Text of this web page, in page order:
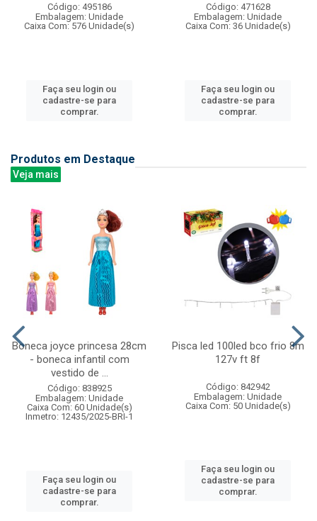
Código: 495186
Embalagem: Unidade
Caixa Com: 576 Unidade(s)
Faça seu login ou
cadastre-se para
comprar.
Código: 471628
Embalagem: Unidade
Caixa Com: 36 Unidade(s)
Faça seu login ou
cadastre-se para
comprar.
Produtos em Destaque
Veja mais
Boneca joyce princesa 28cm
- boneca infantil com
vestido de ...
Código: 838925
Embalagem: Unidade
Caixa Com: 60 Unidade(s)
Inmetro: 12435/2025-BRI-1
Faça seu login ou
cadastre-se para
comprar.
Pisca led 100led bco frio 8m
127v ft 8f
Código: 842942
Embalagem: Unidade
Caixa Com: 50 Unidade(s)
Faça seu login ou
cadastre-se para
comprar.